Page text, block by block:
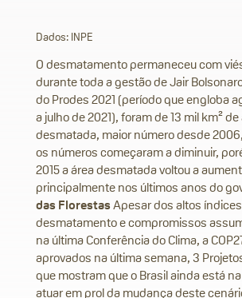
Dados: INPE
O desmatamento permaneceu com
durante toda a gestão de Jair
do Prodes 2021 (período que engloba
a julho de 2021), foram de 13 mil km²
desmatada, maior número desde
os números começaram a diminuir,
2015 a área desmatada voltou a
principalmente nos últimos anos do
das FlorestasApesar dos altos
desmatamento e compromissos
na última Conferência do Clima, a
aprovados na última semana, 3
que mostram que o Brasil ainda está
atuar em prol da mudança deste